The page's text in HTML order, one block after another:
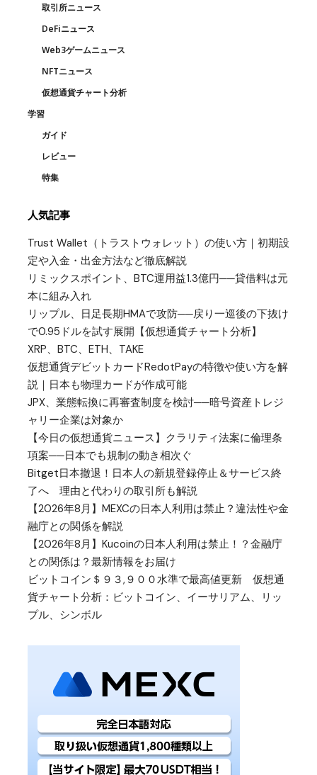
取引所ニュース
DeFiニュース
Web3ゲームニュース
NFTニュース
仮想通貨チャート分析
学習
ガイド
レビュー
特集
人気記事
Trust Wallet（トラストウォレット）の使い方｜初期設
定や入金・出金方法など徹底解説
リミックスポイント、BTC運用益1.3億円──貸借料は元
本に組み入れ
リップル、日足長期HMAで攻防──戻り一巡後の下抜け
で0.95ドルを試す展開【仮想通貨チャート分析】
XRP、BTC、ETH、TAKE
仮想通貨デビットカードRedotPayの特徴や使い方を解
説｜日本も物理カードが作成可能
JPX、業態転換に再審査制度を検討──暗号資産トレジ
ャリー企業は対象か
【今日の仮想通貨ニュース】クラリティ法案に倫理条
項案──日本でも規制の動き相次ぐ
Bitget日本撤退！日本人の新規登録停止＆サービス終
了へ 理由と代わりの取引所も解説
【2026年8月】MEXCの日本人利用は禁止？違法性や金
融庁との関係を解説
【2026年8月】Kucoinの日本人利用は禁止！？金融庁
との関係は？最新情報をお届け
ビットコイン＄９３,９００水準で最高値更新 仮想通
貨チャート分析：ビットコイン、イーサリアム、リッ
プル、シンボル